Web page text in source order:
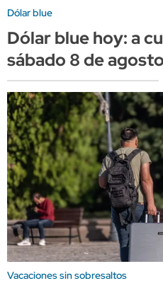
Dólar blue
Dólar blue hoy: a
sábado 8 de agosto
Vacaciones sin sobresaltos